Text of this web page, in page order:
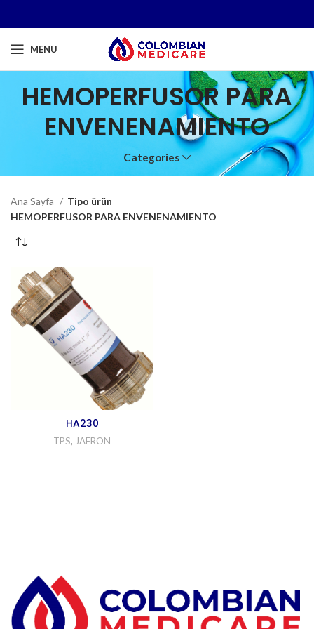
MENU
HEMOPERFUSOR PARA
ENVENENAMIENTO
Categories
Ana Sayfa
Tipo ürün
HEMOPERFUSOR PARA ENVENENAMIENTO
HA230
TPS, JAFRON